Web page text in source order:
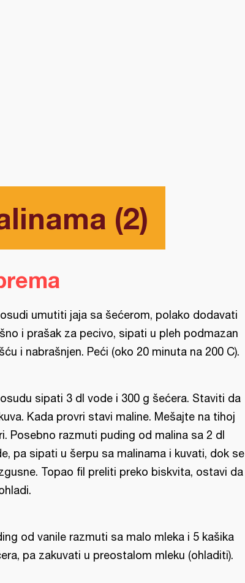
(2)
umutiti jaja sa šećerom, polako dodavati
i prašak za pecivo, sipati u pleh podmazan
i nabrašnjen. Peći (oko 20 minuta na 200 C).
sipati 3 dl vode i 300 g šećera. Staviti da
Kada provri stavi maline. Mešajte na tihoj
Posebno razmuti puding od malina sa 2 dl
pa sipati u šerpu sa malinama i kuvati, dok se
Topao fil preliti preko biskvita, ostavi da
od vanile razmuti sa malo mleka i 5 kašika
pa zakuvati u preostalom mleku (ohladiti).